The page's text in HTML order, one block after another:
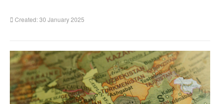
Created: 30 January 2025